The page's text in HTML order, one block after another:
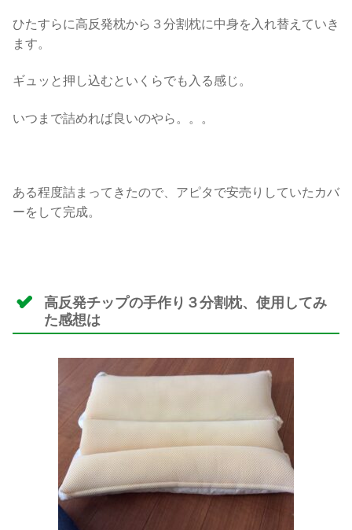
ひたすらに高反発枕から３分割枕に中身を入れ替えていき
ます。
ギュッと押し込むといくらでも入る感じ。
いつまで詰めれば良いのやら。。。
ある程度詰まってきたので、アピタで安売りしていたカバ
ーをして完成。
高反発チップの手作り３分割枕、使用してみ
た感想は